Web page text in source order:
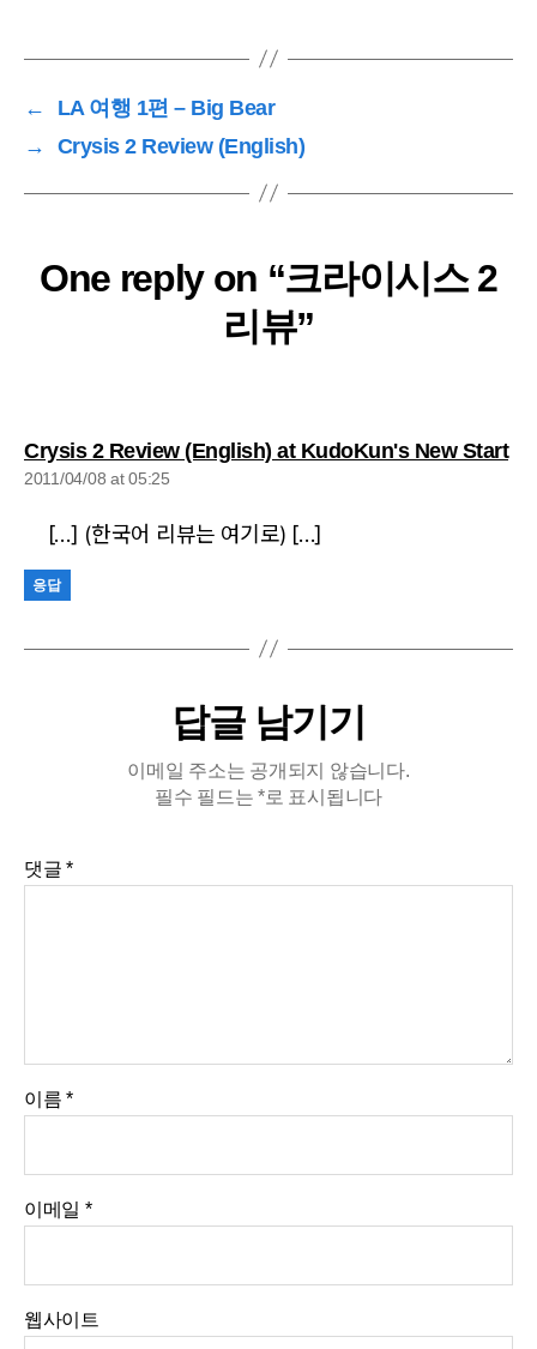
←
LA 여행 1편 – Big Bear
→
Crysis 2 Review (English)
One reply on “크라이시스 2
리뷰”
Crysis 2 Review (English) at KudoKun's New Start
2011/04/08 at 05:25
[…] (한국어 리뷰는 여기로) […]
응답
답글 남기기
이메일 주소는 공개되지 않습니다.
필수 필드는*로 표시됩니다
댓글*
이름*
이메일 *
웹사이트